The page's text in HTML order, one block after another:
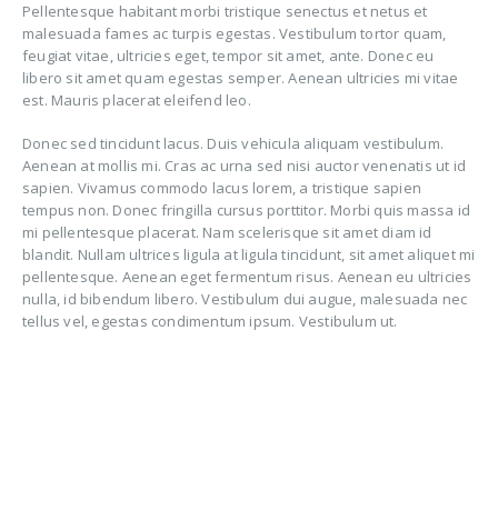
Pellentesque habitant morbi tristique senectus et netus et
malesuada fames ac turpis egestas. Vestibulum tortor quam,
feugiat vitae, ultricies eget, tempor sit amet, ante. Donec eu
libero sit amet quam egestas semper. Aenean ultricies mi vitae
est. Mauris placerat eleifend leo.
Donec sed tincidunt lacus. Duis vehicula aliquam vestibulum.
Aenean at mollis mi. Cras ac urna sed nisi auctor venenatis ut id
sapien. Vivamus commodo lacus lorem, a tristique sapien
tempus non. Donec fringilla cursus porttitor. Morbi quis massa id
mi pellentesque placerat. Nam scelerisque sit amet diam id
blandit. Nullam ultrices ligula at ligula tincidunt, sit amet aliquet mi
pellentesque. Aenean eget fermentum risus. Aenean eu ultricies
nulla, id bibendum libero. Vestibulum dui augue, malesuada nec
tellus vel, egestas condimentum ipsum. Vestibulum ut.